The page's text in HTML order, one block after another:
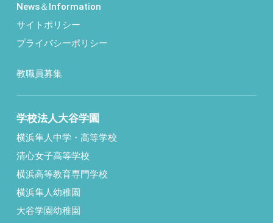
News＆Information
サイトポリシー
プライバシーポリシー
教職員募集
学校法人大谷学園
横浜隼人中学・高等学校
清心女子高等学校
横浜高等教育専門学校
横浜隼人幼稚園
大谷学園幼稚園